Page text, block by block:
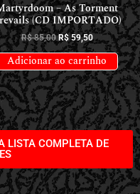
– As Torment
(CD IMPORTADO)
R$85,00 R$59,50
Adicionar ao carrinho
LISTA COMPLETA DE